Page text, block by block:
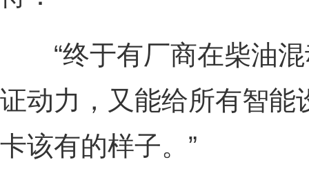
“终于有厂商在柴油混
证动力，又能给所有智能
卡该有的样子。”